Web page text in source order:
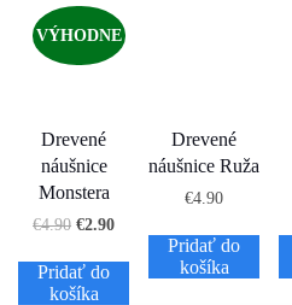
VÝHODNE
Drevené
náušnice
Monstera
€4.90 €2.90
Pridať do
košíka
Drevené
náušnice Ruža
€4.90
Pridať do
košíka